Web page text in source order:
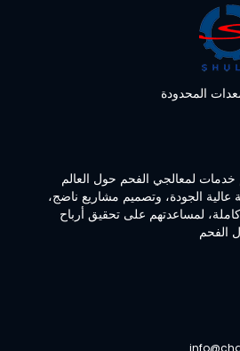
خدمات لمعالجي الفحم حول العالم
عالية الجودة، وتصميم مشاريع ناضج،
كاملة، لمساعدتهم على تحقيق أرباح
الفحم